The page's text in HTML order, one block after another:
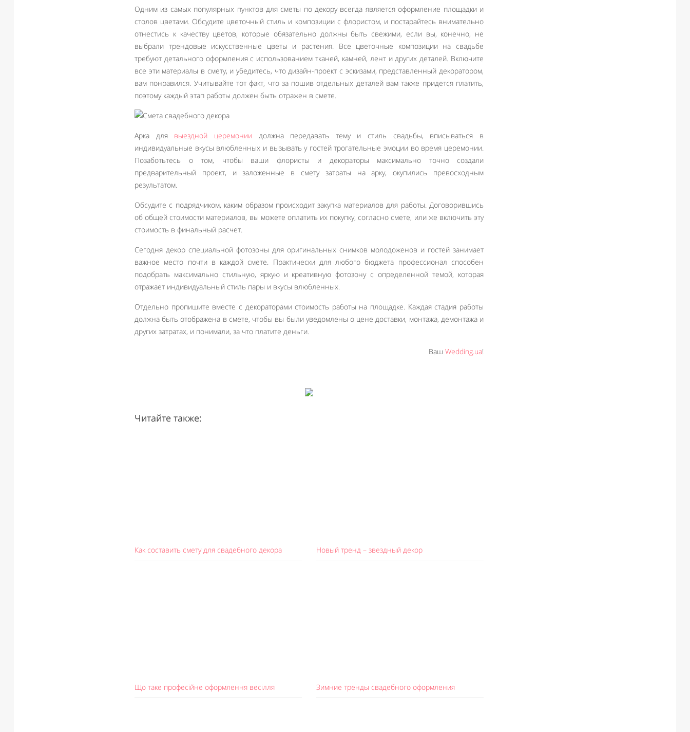
Одним из самых популярных пунктов для сметы по декору всегда является оформление площадки и
столов цветами. Обсудите цветочный стиль и композиции с флористом, и постарайтесь внимательно
отнестись к качеству цветов, которые обязательно должны быть свежими, если вы, конечно, не
выбрали трендовые искусственные цветы и растения. Все цветочные композиции на свадьбе
требуют детального оформления с использованием тканей, камней, лент и других деталей. Включите
все эти материалы в смету, и убедитесь, что дизайн-проект с эскизами, представленный декоратором,
вам понравился. Учитывайте тот факт, что за пошив отдельных деталей вам также придется платить,
поэтому каждый этап работы должен быть отражен в смете.
Арка для выездной церемониидолжна передавать тему и стиль свадьбы, вписываться в
индивидуальные вкусы влюбленных и вызывать у гостей трогательные эмоции во время церемонии.
Позаботьтесь о том, чтобы ваши флористы и декораторы максимально точно создали
предварительный проект, и заложенные в смету затраты на арку, окупились превосходным
результатом.
Обсудите с подрядчиком, каким образом происходит закупка материалов для работы. Договорившись
об общей стоимости материалов, вы можете оплатить их покупку, согласно смете, или же включить эту
стоимость в финальный расчет.
Сегодня декор специальной фотозоны для оригинальных снимков молодоженов и гостей занимает
важное место почти в каждой смете. Практически для любого бюджета профессионал способен
подобрать максимально стильную, яркую и креативную фотозону с определенной темой, которая
отражает индивидуальный стиль пары и вкусы влюбленных.
Отдельно пропишите вместе с декораторами стоимость работы на площадке. Каждая стадия работы
должна быть отображена в смете, чтобы вы были уведомлены о цене доставки, монтажа, демонтажа и
других затратах, и понимали, за что платите деньги.
Ваш Wedding.ua!
Читайте также:
Как составить смету для свадебного декора Новый тренд – звездный декор
Що таке професійне оформлення весілля Зимние тренды свадебного оформления